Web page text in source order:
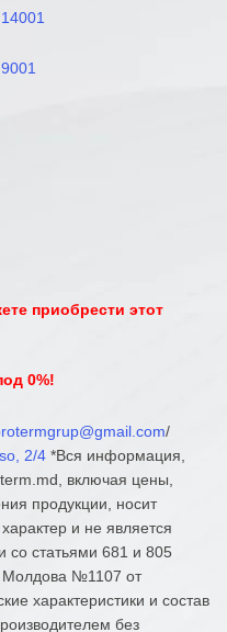
приобрести этот
0%!
/
2/4 *Вся информация,
включая цены,
продукции, носит
и не является
со статьями 681 и 805
Молдова №1107 от
характеристики и состав
без